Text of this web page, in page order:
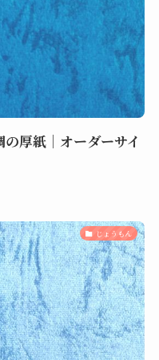
厚紙｜オーダーサイ
じょうもん